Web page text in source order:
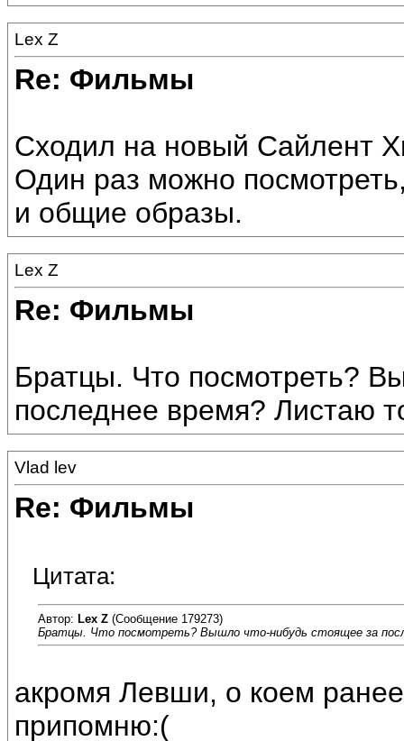
Lex Z
Re: Фильмы
Сходил на новый Сайлент
Один раз можно
и общие образы.
Lex Z
Re: Фильмы
Братцы. Что посмотреть?
последнее время? Листаю
Vlad lev
Re: Фильмы
Цитата:
Автор: Lex Z (Сообщение 179273)
Братцы. Что посмотреть? Вышло что-нибудь стоящее за
акромя Левши, о коем
припомню:(